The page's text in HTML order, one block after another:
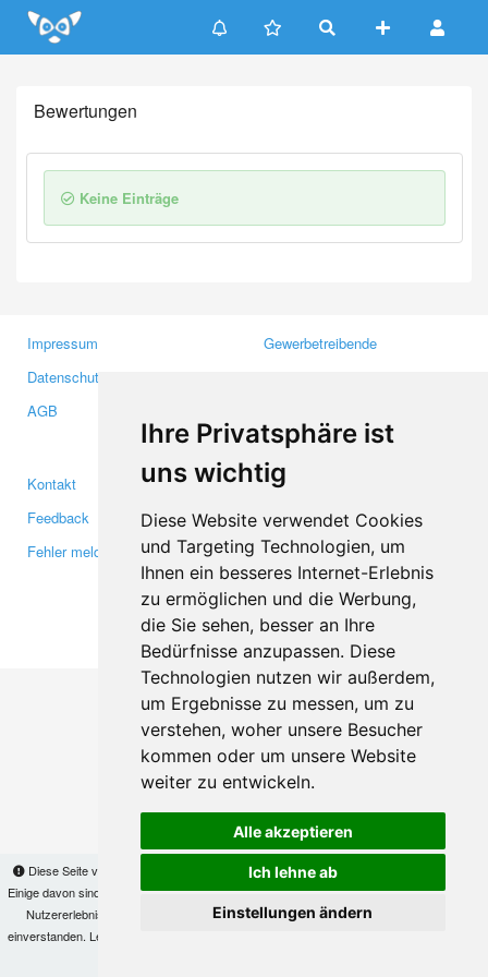
Ihre Privatsphäre ist
uns wichtig
Diese Website verwendet Cookies
und Targeting Technologien, um
Ihnen ein besseres Internet-Erlebnis
zu ermöglichen und die Werbung,
die Sie sehen, besser an Ihre
Bedürfnisse anzupassen. Diese
Technologien nutzen wir außerdem,
um Ergebnisse zu messen, um zu
verstehen, woher unsere Besucher
kommen oder um unsere Website
weiter zu entwickeln.
Alle akzeptieren
Ich lehne ab
Einstellungen ändern
Update cookies preferences
Diese Seite verwendet Cookies, um Informationen auf Ihrem Computer zu speichern.
Einige davon sind notwendig, damit unsere Seite funktioniert, andere helfen uns dabei, das
Nutzererlebnis zu verbessern. Mit der Nutzung dieser Seite erklären Sie sich damit
einverstanden. Lesen Sie unsere
Bewertungen
Keine Einträge
Impressum
Datenschutzerklärung
AGB
Gewerbetreibende
Medien
Kontakt
Feedback
Fehler melden
Facebook
Twitter
YouTube
Google+
Makis© Copyright 2026